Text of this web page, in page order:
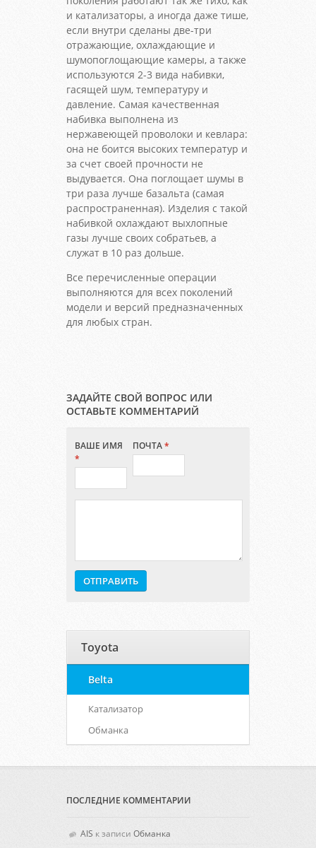
и катализаторы, а иногда даже тише,
если внутри сделаны две-три
отражающие, охлаждающие и
шумопоглощающие камеры, а также
используются 2-3 вида набивки,
гасящей шум, температуру и
давление. Самая качественная
набивка выполнена из
нержавеющей проволоки и кевлара:
она не боится высоких температур и
за счет своей прочности не
выдувается. Она поглощает шумы в
три раза лучше базальта (самая
распространенная). Изделия с такой
набивкой охлаждают выхлопные
газы лучше своих собратьев, а
служат в 10 раз дольше.
Все перечисленные операции
выполняются для всех поколений
модели и версий предназначенных
для любых стран.
ЗАДАЙТЕ СВОЙ ВОПРОС ИЛИ
ОСТАВЬТЕ КОММЕНТАРИЙ
ВАШЕ ИМЯ
*
ПОЧТА*
Toyota
Belta
Катализатор
Обманка
ПОСЛЕДНИЕ КОММЕНТАРИИ
AIS к записи Обманка